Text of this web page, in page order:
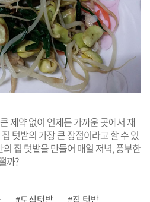
제약 없이 언제든 가까운 곳에서 재
텃밭의 가장 큰 장점이라고 할 수 있
집 텃밭을 만들어 매일 저녁, 풍부한
까?